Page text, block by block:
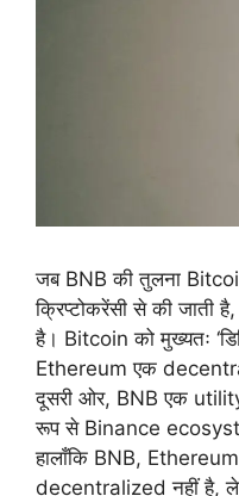
जब BNB की तुलना
क्रिप्टोकरेंसी से की जाती
है। Bitcoin को मुख्यतः
Ethereum एक
दूसरी ओर, BNB एक
रूप से Binance
हालाँकि BNB,
decentralized नहीं है,